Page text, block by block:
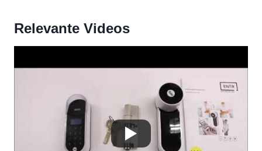
Relevante Videos